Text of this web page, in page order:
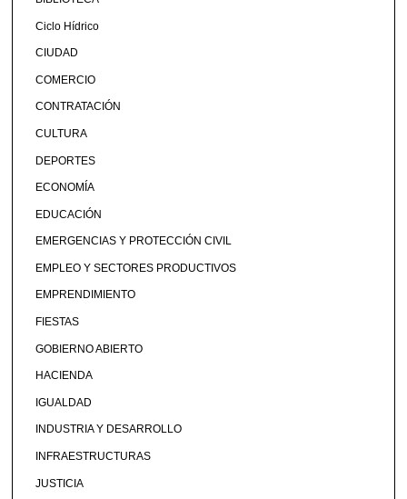
Ciclo Hídrico
CIUDAD
COMERCIO
CONTRATACIÓN
CULTURA
DEPORTES
ECONOMÍA
EDUCACIÓN
EMERGENCIAS Y PROTECCIÓN CIVIL
EMPLEO Y SECTORES PRODUCTIVOS
EMPRENDIMIENTO
FIESTAS
GOBIERNO ABIERTO
HACIENDA
IGUALDAD
INDUSTRIA Y DESARROLLO
INFRAESTRUCTURAS
JUSTICIA